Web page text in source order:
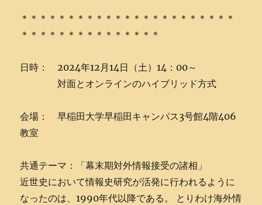
＊＊＊＊＊＊＊＊＊＊＊＊＊＊＊＊＊＊＊＊＊＊＊
＊＊＊＊＊＊＊＊＊＊＊＊＊＊＊
日時： 2024年12月14日（土）14：00～
対面とオンラインのハイブリッド方式
会場： 早稲田大学早稲田キャンパス3号館4階406
教室
共通テーマ：「幕末期対外情報接受の諸相」
近世史において情報史研究が活発に行われるように
なったのは、1990年代以降である。 とりわけ海外情